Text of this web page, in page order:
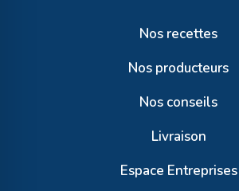
Nos recettes
Nos producteurs
Nos conseils
Livraison
Espace Entreprises